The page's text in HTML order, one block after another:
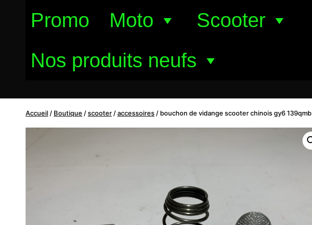
Promo Moto
Scooter
Nos produits neufs
Accueil / Boutique /scooter /accessoires / bouchon de vidange scooter chinois gy6 139qmb